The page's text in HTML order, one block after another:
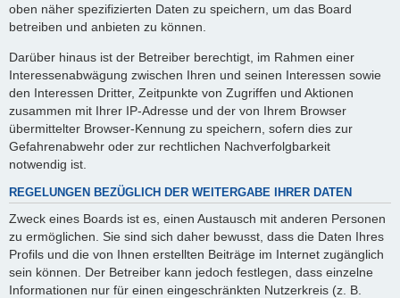
oben näher spezifizierten Daten zu speichern, um das Board
betreiben und anbieten zu können.
Darüber hinaus ist der Betreiber berechtigt, im Rahmen einer
Interessenabwägung zwischen Ihren und seinen Interessen sowie
den Interessen Dritter, Zeitpunkte von Zugriffen und Aktionen
zusammen mit Ihrer IP-Adresse und der von Ihrem Browser
übermittelter Browser-Kennung zu speichern, sofern dies zur
Gefahrenabwehr oder zur rechtlichen Nachverfolgbarkeit
notwendig ist.
REGELUNGEN BEZÜGLICH DER WEITERGABE IHRER DATEN
Zweck eines Boards ist es, einen Austausch mit anderen Personen
zu ermöglichen. Sie sind sich daher bewusst, dass die Daten Ihres
Profils und die von Ihnen erstellten Beiträge im Internet zugänglich
sein können. Der Betreiber kann jedoch festlegen, dass einzelne
Informationen nur für einen eingeschränkten Nutzerkreis (z. B.